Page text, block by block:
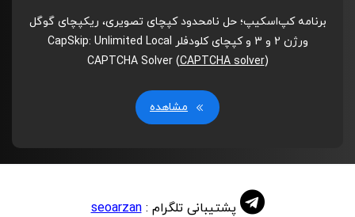
برنامه کپ‌اسکیپ؛ حل نامحدود کپچای تصویری، ریکپچای گوگل
ورژن 2 و 3 و کپچای کلودفلر CapSkip: Unlimited Local
CAPTCHA Solver (CAPTCHA solver)
مشاهده
پشتیبانی تلگرام :seoarzan